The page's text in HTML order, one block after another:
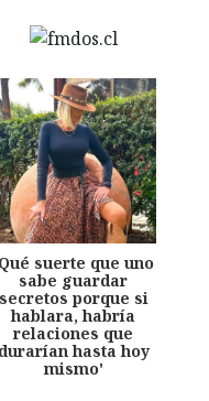
suerte que uno
sabe guardar
secretos porque si
hablara, habría
relaciones que
durarían hasta hoy
mismo'